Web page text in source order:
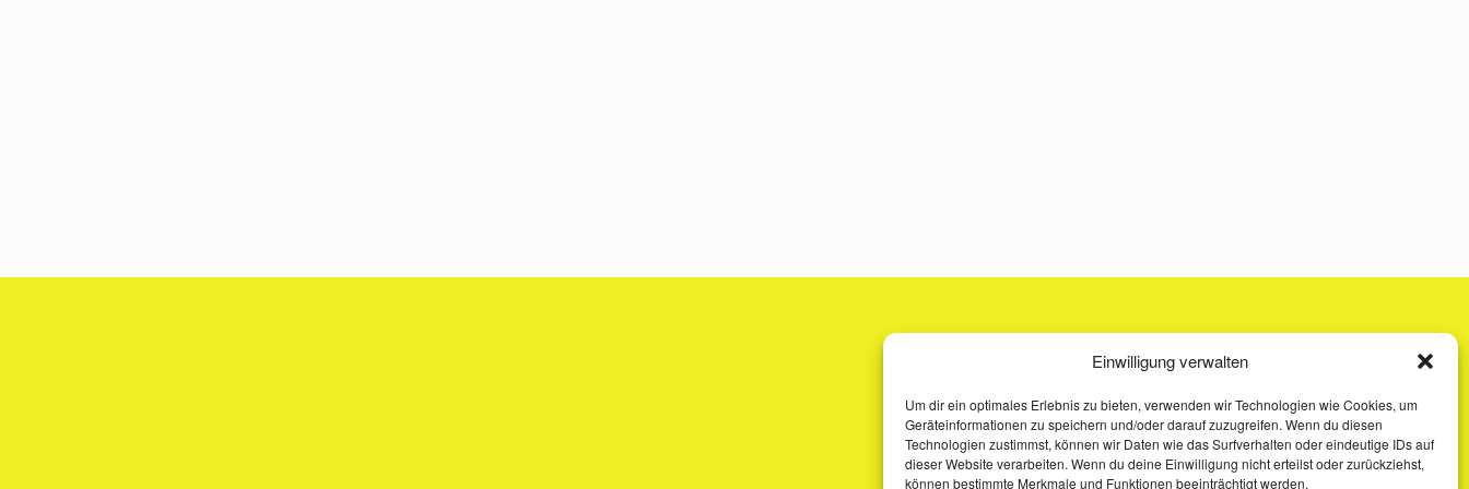
Einwilligung verwalten
Um dir ein optimales Erlebnis zu bieten, verwenden wir Technologien wie Cookies, um
Geräteinformationen zu speichern und/oder darauf zuzugreifen. Wenn du diesen
Technologien zustimmst, können wir Daten wie das Surfverhalten oder eindeutige IDs auf
dieser Website verarbeiten. Wenn du deine Einwilligung nicht erteilst oder zurückziehst,
können bestimmte Merkmale und Funktionen beeinträchtigt werden.